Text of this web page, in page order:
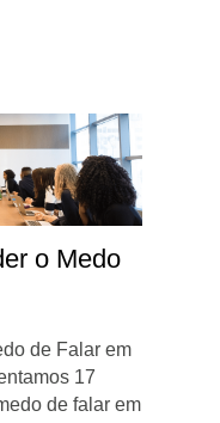
o Medo
de Falar em
17
de falar em